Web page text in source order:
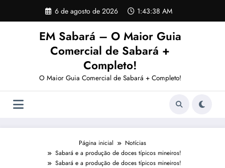
o
6 de agosto de 2026 1:43:38 AM
EM Sabará – O Maior Guia
Comercial de Sabará +
Completo!
O Maior Guia Comercial de Sabará + Completo!
Página inicial
Notícias
Sabará e a produção de doces típicos mineiros!
Sabará e a produção de doces típicos mineiros!